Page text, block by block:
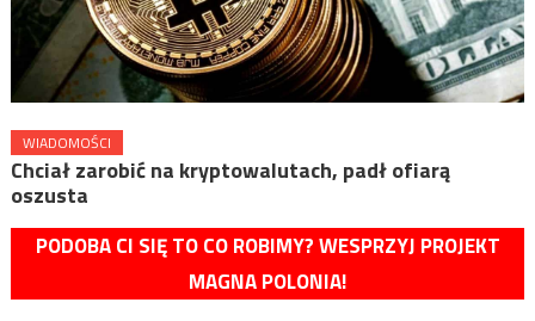
WIADOMOŚCI
Chciał zarobić na kryptowalutach, padł ofiarą
oszusta
PODOBA CI SIĘ TO CO ROBIMY? WESPRZYJ PROJEKT
MAGNA POLONIA!